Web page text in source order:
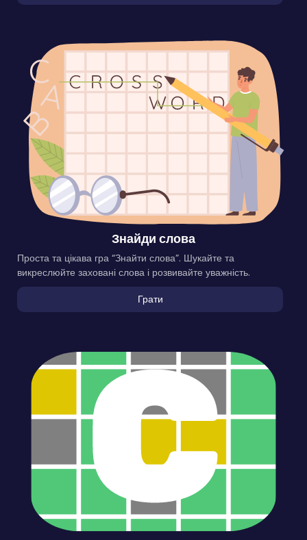
Знайди слова
Проста та цікава гра “Знайти слова”. Шукайте та
викреслюйте заховані слова і розвивайте уважність.
Грати